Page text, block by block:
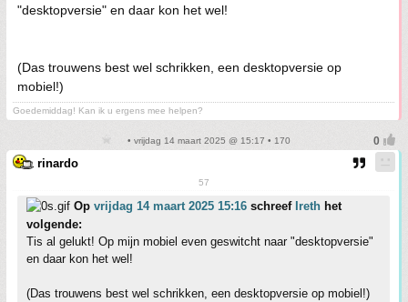
"desktopversie" en daar kon het wel!
(Das trouwens best wel schrikken, een desktopversie op
mobiel!)
Goedemiddag! Kan ik u ergens mee helpen?
• vrijdag 14 maart 2025 @ 15:17 • 170
rinardo
57
Op vrijdag 14 maart 2025 15:16 schreef Ireth het
volgende:
Tis al gelukt! Op mijn mobiel even geswitcht naar "desktopversie"
en daar kon het wel!
(Das trouwens best wel schrikken, een desktopversie op mobiel!)